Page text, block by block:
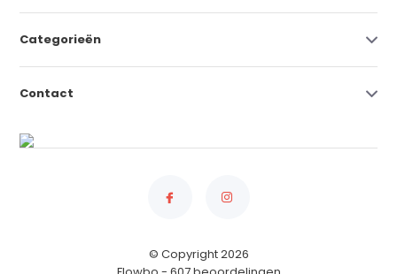
Categorieën
Contact
© Copyright 2026